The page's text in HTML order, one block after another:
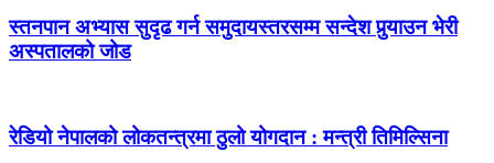
स्तनपान अभ्यास सुदृढ गर्न समुदायस्तरसम्म सन्देश पुर्‍याउन भेरी
अस्पतालको जोड
रेडियो नेपालको लोकतन्त्रमा ठुलो योगदान : मन्त्री तिमिल्सिना